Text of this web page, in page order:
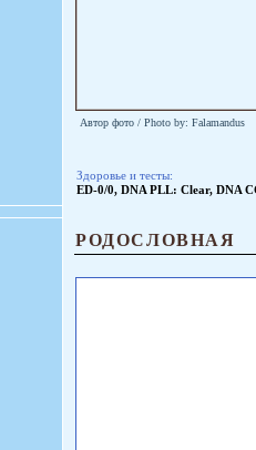
Автор фото / Photo by: Falamandus
Здоровье и тесты:
ED-0/0, DNA PLL: Clear, DNA
РОДОСЛОВНАЯ